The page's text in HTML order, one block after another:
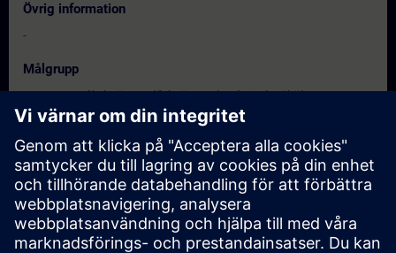
Övrig information
-
Målgrupp
Programozók, beüzemelő és üzemeltetési mérnökök,
karbantartó és szervizszakemberek.
Datum och registrering
För närvarande finns det inga tillgängliga
evenemang